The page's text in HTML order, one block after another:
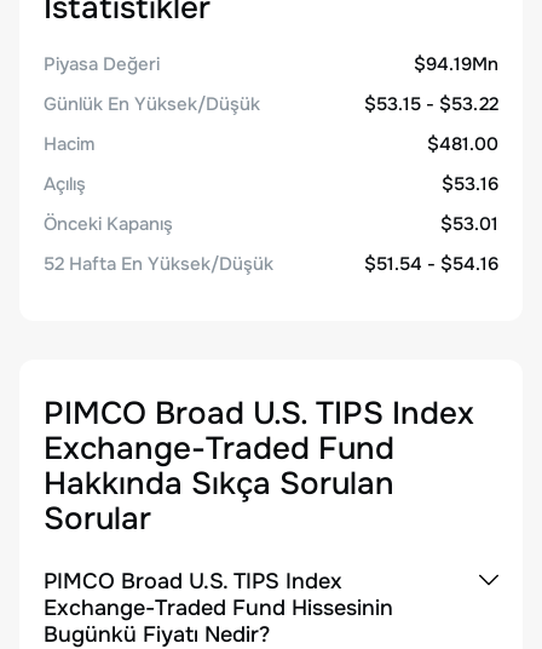
Piyasa Değeri
$94.19Mn
Günlük En Yüksek/Düşük
$53.15 - $53.22
Hacim
$481.00
Açılış
$53.16
Önceki Kapanış
$53.01
52 Hafta En Yüksek/Düşük
$51.54 - $54.16
PIMCO Broad U.S. TIPS Index
Exchange-Traded Fund
Hakkında Sıkça Sorulan
Sorular
PIMCO Broad U.S. TIPS Index
Exchange-Traded Fund Hissesinin
Bugünkü Fiyatı Nedir?